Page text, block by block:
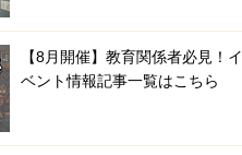
【8月開催】教育関係者必見！イ
ベント情報記事一覧はこちら